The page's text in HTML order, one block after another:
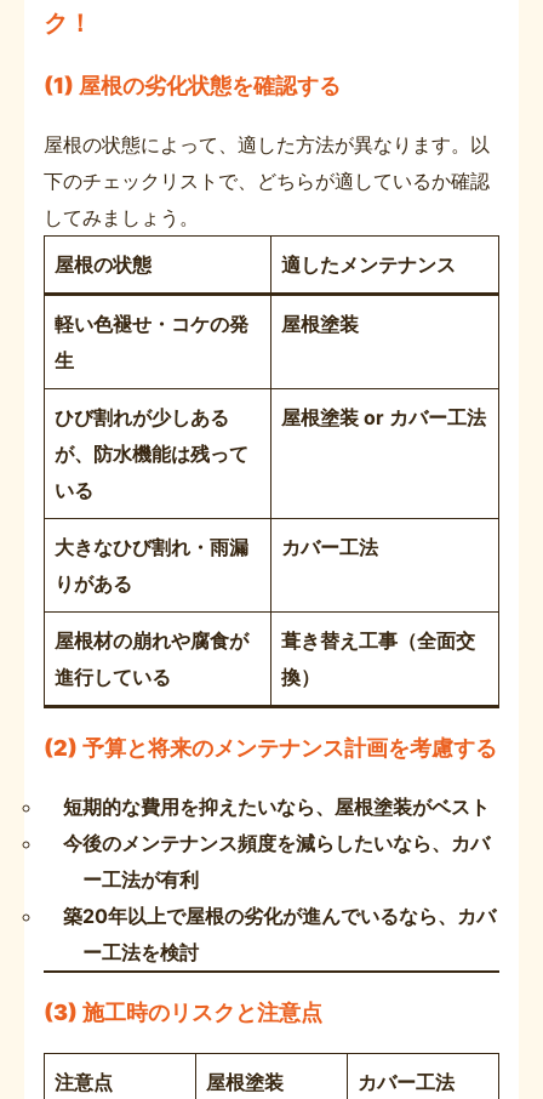
ク！
(1) 屋根の劣化状態を確認する
屋根の状態によって、適した方法が異なります。以
下のチェックリストで、どちらが適しているか確認
してみましょう。
屋根の状態
適したメンテナンス
軽い色褪せ・コケの発
生
屋根塗装
ひび割れが少しある
が、防水機能は残って
いる
屋根塗装 or カバー工法
大きなひび割れ・雨漏
りがある
カバー工法
屋根材の崩れや腐食が
進行している
葺き替え工事（全面交
換）
(2) 予算と将来のメンテナンス計画を考慮する
短期的な費用を抑えたいなら、屋根塗装がベスト
今後のメンテナンス頻度を減らしたいなら、カバ
ー工法が有利
築20年以上で屋根の劣化が進んでいるなら、カバ
ー工法を検討
(3) 施工時のリスクと注意点
注意点 屋根塗装 カバー工法